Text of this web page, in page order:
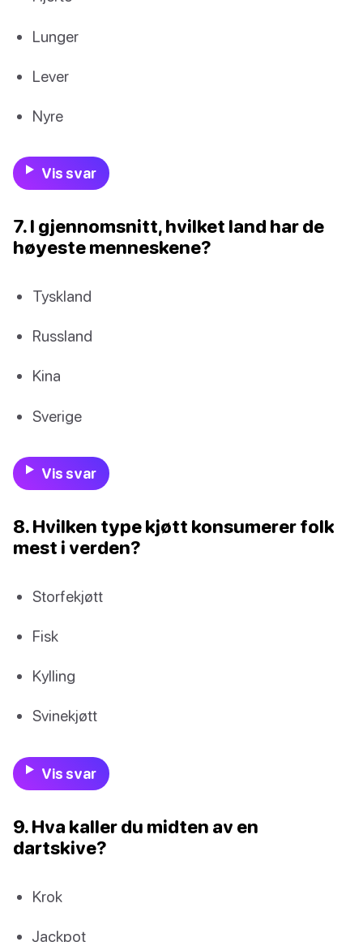
Lunger
Lever
Nyre
Vis svar
7. I gjennomsnitt, hvilket land har de
høyeste menneskene?
Tyskland
Russland
Kina
Sverige
Vis svar
8. Hvilken type kjøtt konsumerer folk
mest i verden?
Storfekjøtt
Fisk
Kylling
Svinekjøtt
Vis svar
9. Hva kaller du midten av en
dartskive?
Krok
Jackpot